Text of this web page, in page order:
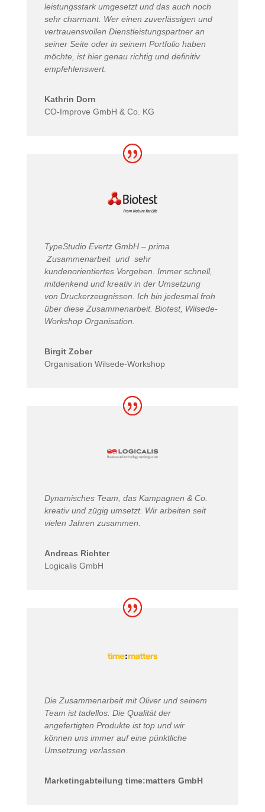
leistungsstark umgesetzt und das auch noch
sehr charmant. Wer einen zuverlässigen und
vertrauensvollen Dienstleistungspartner an
seiner Seite oder in seinem Portfolio haben
möchte, ist hier genau richtig und definitiv
empfehlenswert.
Kathrin Dorn
CO-Improve GmbH & Co. KG
TypeStudio Evertz GmbH – prima
Zusammenarbeit und sehr
kundenorientiertes Vorgehen. Immer schnell,
mitdenkend und kreativ in der Umsetzung
von Druckerzeugnissen. Ich bin jedesmal froh
über diese Zusammenarbeit. Biotest, Wilsede-
Workshop Organisation.
Birgit Zober
Organisation Wilsede-Workshop
Dynamisches Team, das Kampagnen & Co.
kreativ und zügig umsetzt. Wir arbeiten seit
vielen Jahren zusammen.
Andreas Richter
Logicalis GmbH
Die Zusammenarbeit mit Oliver und seinem
Team ist tadellos: Die Qualität der
angefertigten Produkte ist top und wir
können uns immer auf eine pünktliche
Umsetzung verlassen.
Marketingabteilung time:matters GmbH